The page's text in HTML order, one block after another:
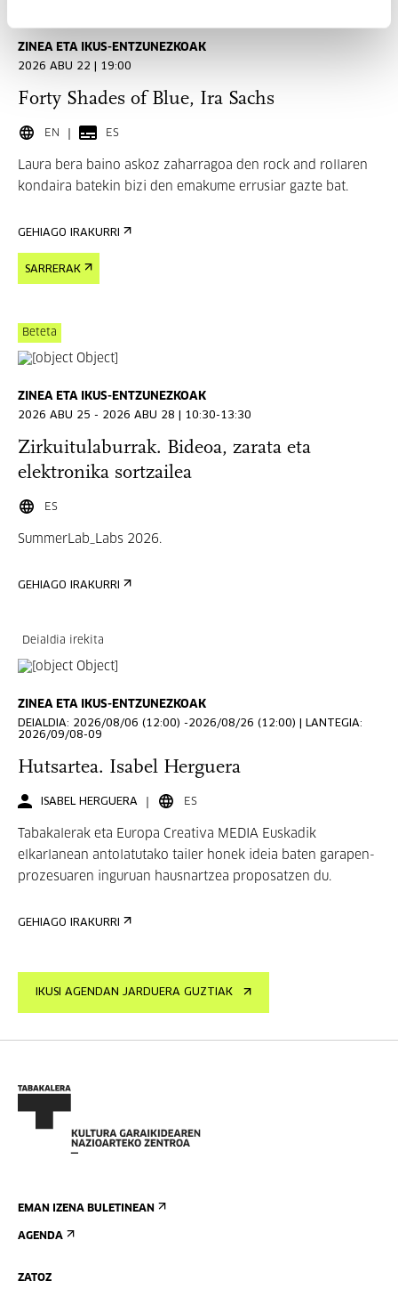
ZINEA ETA IKUS-ENTZUNEZKOAK
2026 ABU 22 | 19:00
Forty Shades of Blue, Ira Sachs
EN ES
Laura bera baino askoz zaharragoa den rock and rollaren
kondaira batekin bizi den emakume errusiar gazte bat.
GEHIAGO IRAKURRI
SARRERAK
Beteta
ZINEA ETA IKUS-ENTZUNEZKOAK
2026 ABU 25 - 2026 ABU 28 | 10:30-13:30
Zirkuitulaburrak. Bideoa, zarata eta
elektronika sortzailea
ES
SummerLab_Labs 2026.
GEHIAGO IRAKURRI
Deialdia irekita
ZINEA ETA IKUS-ENTZUNEZKOAK
DEIALDIA: 2026/08/06 (12:00) -2026/08/26 (12:00) | LANTEGIA:
2026/09/08-09
Hutsartea. Isabel Herguera
ISABEL HERGUERA ES
Tabakalerak eta Europa Creativa MEDIA Euskadik
elkarlanean antolatutako tailer honek ideia baten garapen-
prozesuaren inguruan hausnartzea proposatzen du.
GEHIAGO IRAKURRI
IKUSI AGENDAN JARDUERA GUZTIAK
EMAN IZENA BULETINEAN
AGENDA
ZATOZ